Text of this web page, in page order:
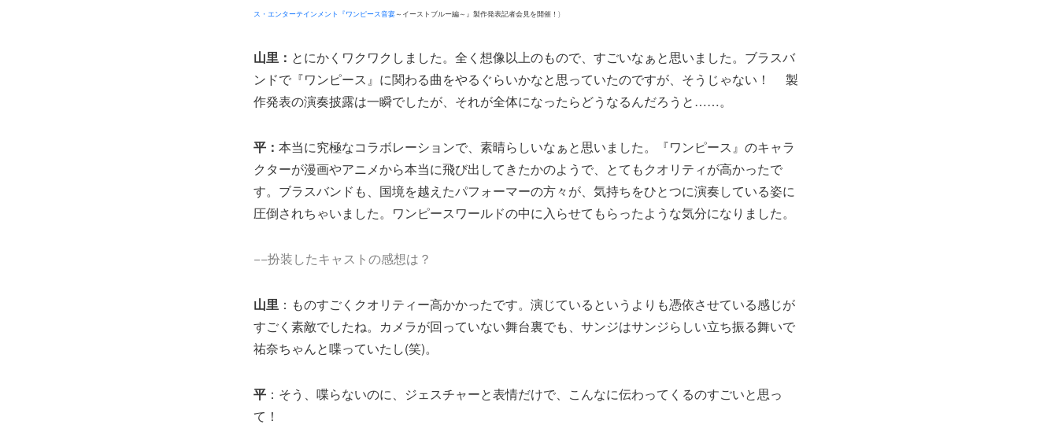
ス・エンターテインメント『ワンピース音宴～イーストブルー編～』製作発表記者会見を開催！ )
山里： とにかくワクワクしました。全く想像以上のもので、すごいなぁと思いました。ブラスバ
ンドで『ワンピース』に関わる曲をやるぐらいかなと思っていたのですが、そうじゃない！ 製
作発表の演奏披露は一瞬でしたが、それが全体になったらどうなるんだろうと……。
平： 本当に究極なコラボレーションで、素晴らしいなぁと思いました。『ワンピース』のキャラ
クターが漫画やアニメから本当に飛び出してきたかのようで、とてもクオリティが高かったで
す。ブラスバンドも、国境を越えたパフォーマーの方々が、気持ちをひとつに演奏している姿に
圧倒されちゃいました。ワンピースワールドの中に入らせてもらったような気分になりました。
−−扮装したキャストの感想は？
山里 ：ものすごくクオリティー高かかったです。演じているというよりも憑依させている感じが
すごく素敵でしたね。カメラが回っていない舞台裏でも、サンジはサンジらしい立ち振る舞いで
祐奈ちゃんと喋っていたし(笑)。
平 ：そう、喋らないのに、ジェスチャーと表情だけで、こんなに伝わってくるのすごいと思っ
て！